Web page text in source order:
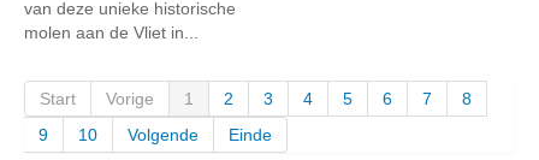
van deze unieke historische
molen aan de Vliet in...
Start Vorige 1 2 3 4 5 6 7
8
9
10 Volgende Einde